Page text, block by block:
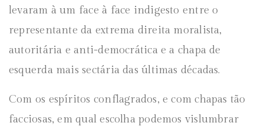
levaram à um face à face indigesto entre o
representante da extrema direita moralista,
autoritária e anti-democrática e a chapa de
esquerda mais sectária das últimas décadas.
Com os espíritos conflagrados, e com chapas tão
facciosas, em qual escolha podemos vislumbrar